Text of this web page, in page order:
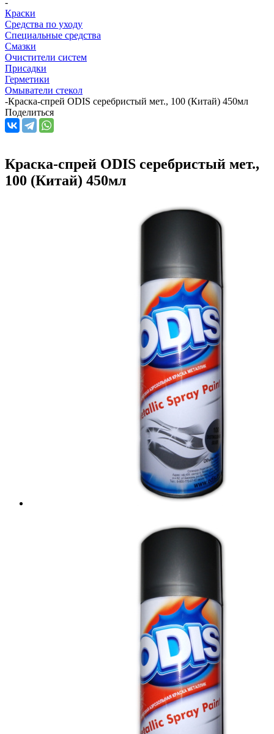
Краски
Средства по уходу
Специальные средства
Смазки
Очистители систем
Присадки
Герметики
Омыватели стекол
-Краска-спрей ODIS серебристый мет., 100 (Китай) 450мл
Поделиться
Краска-спрей ODIS серебристый мет.,
100 (Китай) 450мл